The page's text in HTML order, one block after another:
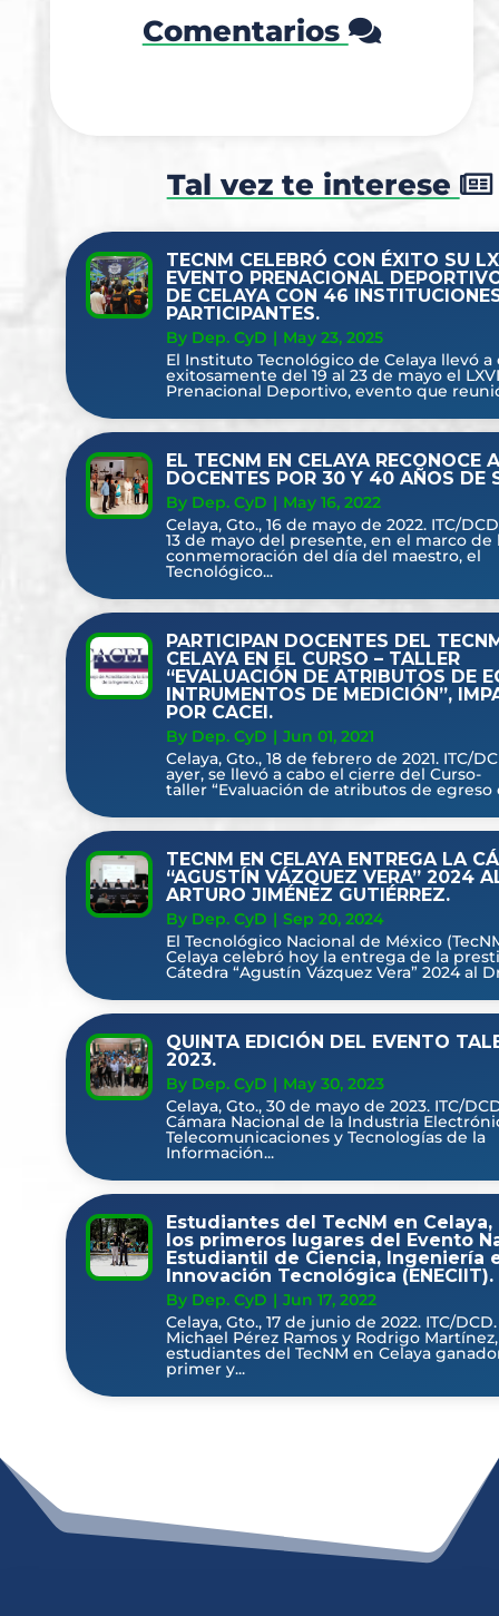
Comentarios
Tal vez te interese
TECNM CELEBRÓ CON ÉXITO SU
EVENTO PRENACIONAL
DE CELAYA CON 46
PARTICIPANTES.
By Dep. CyD | May 23, 2025
El Instituto Tecnológico de Celaya llevó a
exitosamente del 19 al 23 de mayo el
Prenacional Deportivo, evento que
EL TECNM EN CELAYA RECONOCE A
DOCENTES POR 30 Y 40 AÑOS DE
By Dep. CyD | May 16, 2022
Celaya, Gto., 16 de mayo de 2022. ITC/
13 de mayo del presente, en el marco de
conmemoración del día del maestro, el
Tecnológico...
PARTICIPAN DOCENTES DEL
CELAYA EN EL CURSO – TALLER
“EVALUACIÓN DE ATRIBUTOS DE
INTRUMENTOS DE MEDICIÓN”,
POR CACEI.
By Dep. CyD | Jun 01, 2021
Celaya, Gto., 18 de febrero de 2021. ITC/
ayer, se llevó a cabo el cierre del Curso-
taller “Evaluación de atributos de egreso
TECNM EN CELAYA ENTREGA LA
“AGUSTÍN VÁZQUEZ VERA” 2024
ARTURO JIMÉNEZ GUTIÉRREZ.
By Dep. CyD | Sep 20, 2024
El Tecnológico Nacional de México
Celaya celebró hoy la entrega de la
Cátedra “Agustín Vázquez Vera” 2024 al
QUINTA EDICIÓN DEL EVENTO
2023.
By Dep. CyD | May 30, 2023
Celaya, Gto., 30 de mayo de 2023. ITC/
Cámara Nacional de la Industria
Telecomunicaciones y Tecnologías de la
Información...
Estudiantes del TecNM en Celaya,
los primeros lugares del Evento
Estudiantil de Ciencia, Ingeniería
Innovación Tecnológica (ENECIIT).
By Dep. CyD | Jun 17, 2022
Celaya, Gto., 17 de junio de 2022. ITC/
Michael Pérez Ramos y Rodrigo Martínez,
estudiantes del TecNM en Celaya
primer y...